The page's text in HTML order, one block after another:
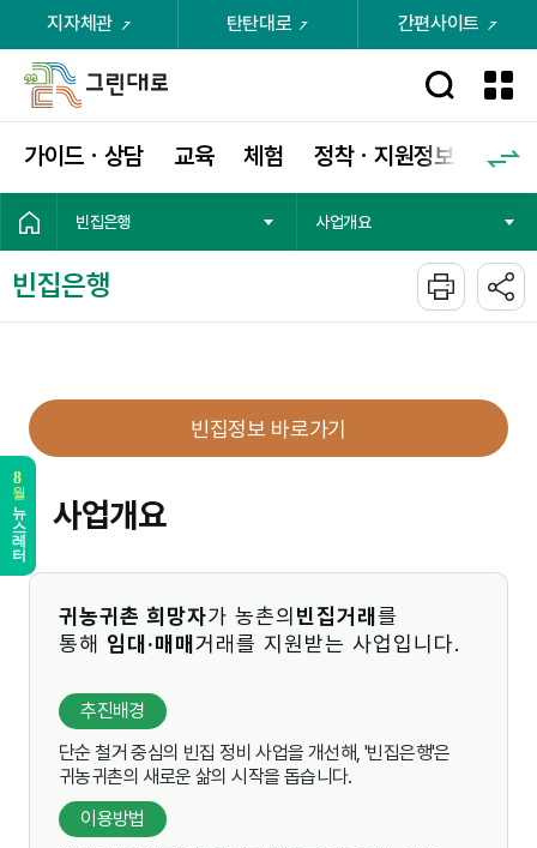
지자체관 탄탄대로 간편사이트
가이드ㆍ상담 교육 체험 정착ㆍ지원정보 커뮤
빈집은행 사업개요
빈집은행
빈집정보 바로가기
사업개요
귀농귀촌 희망자가 농촌의 빈집거래 를
통해 임대·매매 거래를 지원받는 사업입니다.
추진배경
단순 철거 중심의 빈집 정비 사업을 개선해, '빈집은행'은
귀농귀촌의 새로운 삶의 시작을 돕습니다.
이용방법